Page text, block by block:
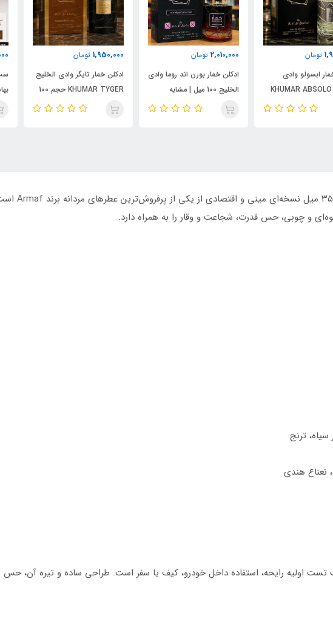
تومان
ابسولو وادی
الخلیج KHUMAR ABSOLO
حجم 100 میل | مشابه اورجینال
2,010,000 تومان
ادکلن خمار بورن اند روما وادی
الخلیج 100 میل | مشابه
اورجینال والنتینو بورن این
1,950,000 تومان
ادکلن خمار تایگر وادی الخلیج
KHUMAR TYGER حجم 100
میل | رایحه‌ای مشابه بولگاری
و چوبی، حس قدرت، شجاعت و وقار را به همراه دارد.
ترنج
نعناع هندی
۳۵ میل، مناسب تست اولیه رایحه، استفاده داخل خودرو، کیف یا سفر است. طراحی ساده و تیره